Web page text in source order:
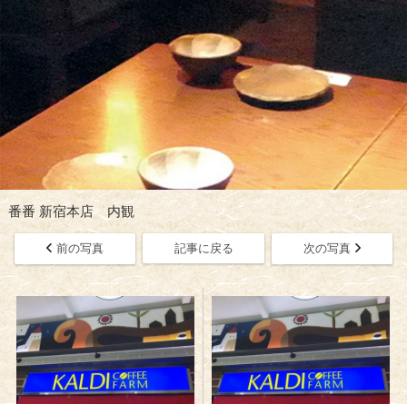
番番 新宿本店 内観
前の写真 記事に戻る 次の写真